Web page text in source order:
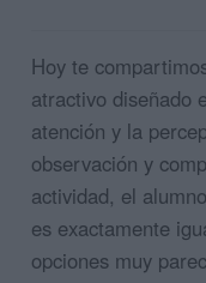
Hoy te
atractivo diseñado
atención y la
observación y
actividad, el
es exactamente
opciones muy